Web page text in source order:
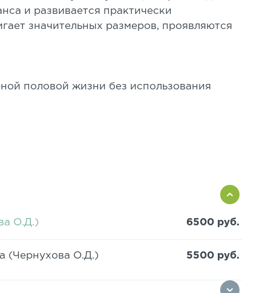
и развивается практически
значительных размеров, проявляются
половой жизни без использования
О.Д.) 6500 руб.
(Чернухова О.Д.) 5500 руб.